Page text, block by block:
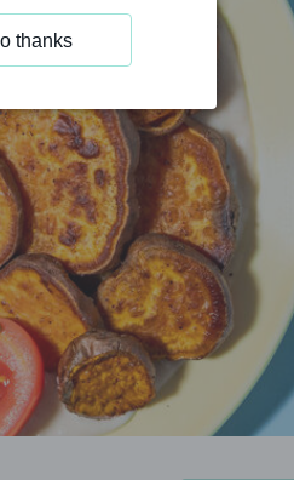
thanks